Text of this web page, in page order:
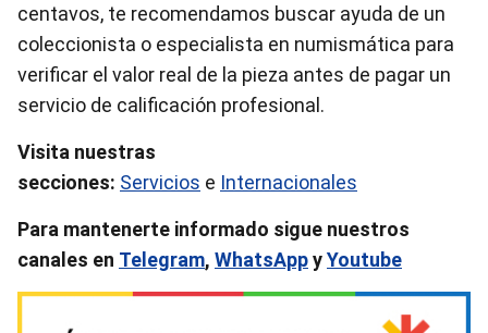
centavos, te recomendamos buscar ayuda de un
coleccionista o especialista en numismática para
verificar el valor real de la pieza antes de pagar un
servicio de calificación profesional.
Visita nuestras
secciones: Servicios e Internacionales
Para mantenerte informado sigue nuestros
canales en Telegram, WhatsAppyYoutube